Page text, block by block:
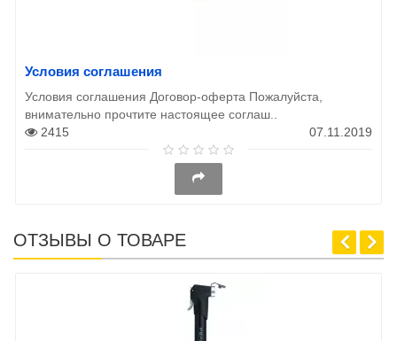
Условия соглашения
Условия соглашения Договор-оферта Пожалуйста,
внимательно прочтите настоящее соглаш..
2415
07.11.2019
ОТЗЫВЫ О ТОВАРЕ